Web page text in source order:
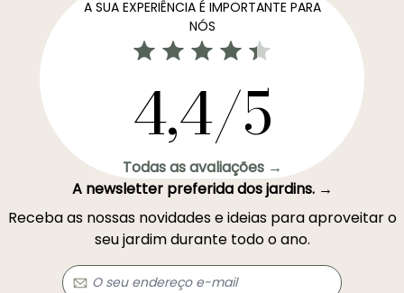
A SUA EXPERIÊNCIA É IMPORTANTE PARA
NÓS
4,4/5
Todas as avaliações →
A newsletter preferida dos jardins. →
Receba as nossas novidades e ideias para aproveitar o
seu jardim durante todo o ano.